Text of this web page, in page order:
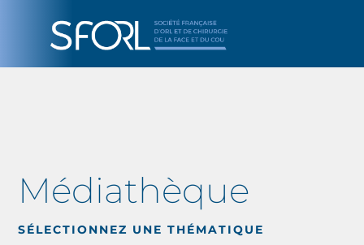
Médiathèque
SÉLECTIONNEZ UNE THÉMATIQUE